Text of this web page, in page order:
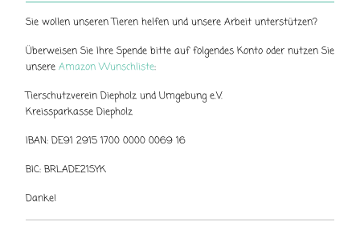
Sie wollen unseren Tieren helfen und unsere Arbeit unterstützen?
Überweisen Sie Ihre Spende bitte auf folgendes Konto oder nutzen Sie
unsere Amazon Wunschliste:
Tierschutzverein Diepholz und Umgebung e.V.
Kreissparkasse Diepholz
IBAN: DE91 2915 1700 0000 0069 16
BIC: BRLADE21SYK
Danke!